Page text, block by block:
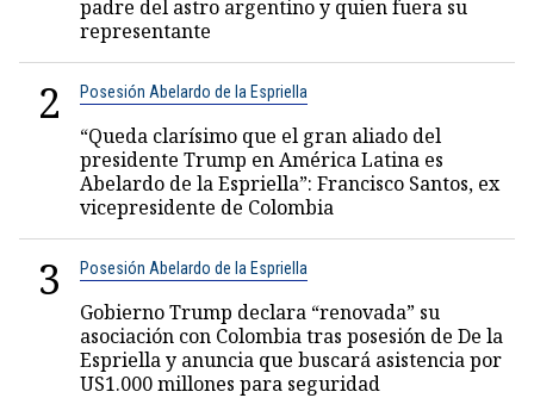
padre del astro argentino y quien fuera su
representante
2 Posesión Abelardo de la Espriella
“Queda clarísimo que el gran aliado del
presidente Trump en América Latina es
Abelardo de la Espriella”: Francisco Santos, ex
vicepresidente de Colombia
3 Posesión Abelardo de la Espriella
Gobierno Trump declara “renovada” su
asociación con Colombia tras posesión de De la
Espriella y anuncia que buscará asistencia por
US1.000 millones para seguridad